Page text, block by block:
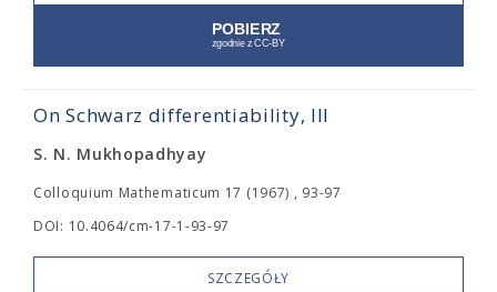
On Schwarz differentiability, III
S. N. Mukhopadhyay
Colloquium Mathematicum 17 (1967) , 93-97
DOI: 10.4064/cm-17-1-93-97
SZCZEGÓŁY